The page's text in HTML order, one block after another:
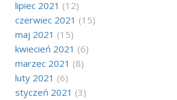
lipiec 2021 (12)
czerwiec 2021 (15)
maj 2021 (15)
kwiecień 2021 (6)
marzec 2021 (8)
luty 2021 (6)
styczeń 2021 (3)